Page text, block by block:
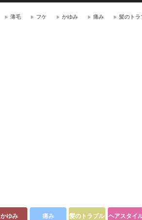
薄毛 フケ かゆみ 痛み 髪のトラ
かゆみ 痛み 髪のトラブル ヘアスタイ